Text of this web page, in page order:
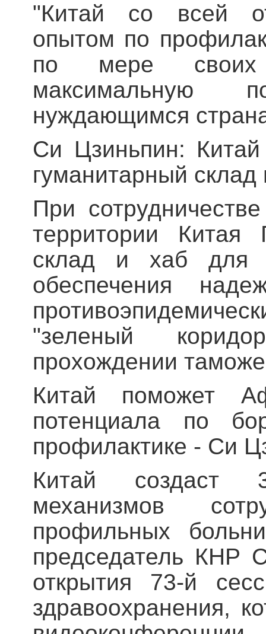
"Китай со всей
опытом по
по мере своих
максимальную
нуждающимся
Си Цзиньпин: Китай
гуманитарный склад
При
территории Китая
склад и хаб для
обеспечения
"зеленый
прохождении
Китай поможет
потенциала по
профилактике - Си
Китай создаст
механизмов
профильных
председатель КНР
открытия 73-й
здравоохранения,